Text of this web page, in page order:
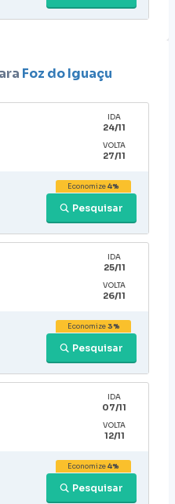
Foz do Iguaçu
IDA
24/11
VOLTA
27/11
Pesquisar
Economize4%
IDA
25/11
VOLTA
26/11
Pesquisar
Economize3%
IDA
07/11
VOLTA
12/11
Pesquisar
Economize4%